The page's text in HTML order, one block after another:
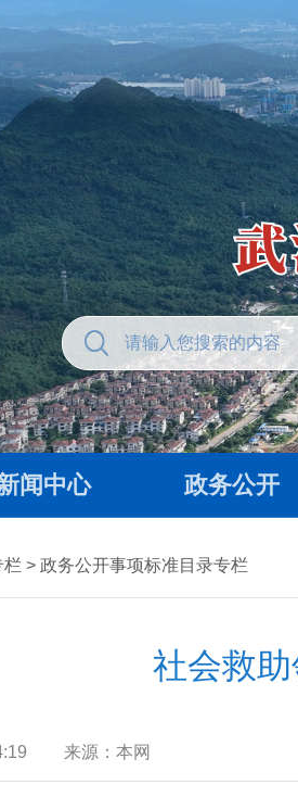
闻中心 政务公开
栏 > 政务公开事项标准目录专栏
社会救
来源： 本网